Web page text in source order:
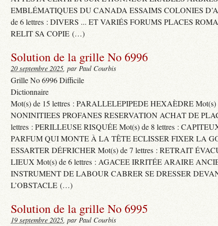
EMBLÉMATIQUES DU CANADA ESSAIMS COLONIES
de 6 lettres : DIVERS ... ET VARIÉS FORUMS PLACES
RELIT SA COPIE (…)
Solution de la grille No 6996
20 septembre 2025, par Paul Courbis
Grille No 6996 Difficile
Dictionnaire
Mot(s) de 15 lettres : PARALLELEPIPEDE HEXAÈDRE Mot(s)
NONINITIEES PROFANES RESERVATION ACHAT DE
lettres : PERILLEUSE RISQUÉE Mot(s) de 8 lettres :
PARFUM QUI MONTE À LA TÊTE ECLISSER FIXER LA
ESSARTER DÉFRICHER Mot(s) de 7 lettres : RETRAIT
LIEUX Mot(s) de 6 lettres : AGACEE IRRITÉE ARAIRE
INSTRUMENT DE LABOUR CABRER SE DRESSER
L’OBSTACLE (…)
Solution de la grille No 6995
19 septembre 2025, par Paul Courbis